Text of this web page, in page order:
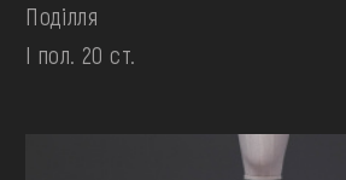
Поділля
І пол. 20 ст.